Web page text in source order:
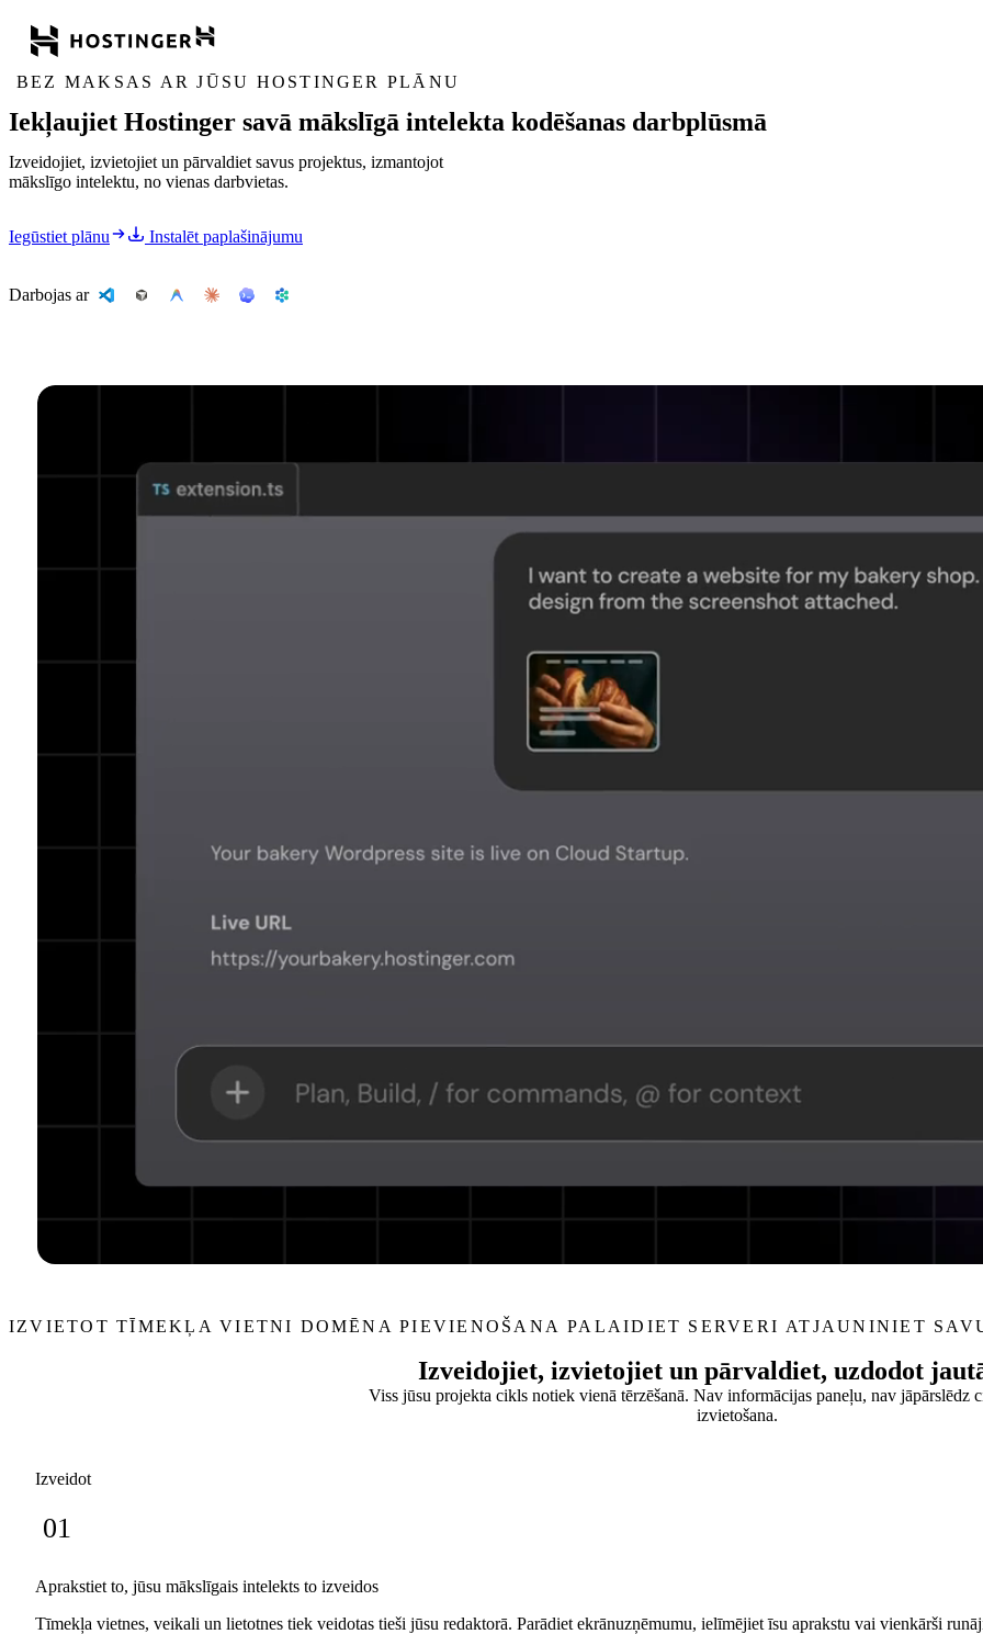
BEZ MAKSAS AR JŪSU HOSTINGER PLĀNU
Iekļaujiet Hostinger savā mākslīgā intelekta kodēšanas darbplūsmā
Izveidojiet, izvietojiet un pārvaldiet savus projektus, izmantojot
mākslīgo intelektu, no vienas darbvietas.
Iegūstiet plānu Instalēt paplašinājumu
Darbojas ar
IZVIETOT TĪMEKĻA VIETNI DOMĒNA PIEVIENOŠANA PALAIDIET SERVERI ATJAUNINIET
Izveidojiet, izvietojiet un pārvaldiet, uzdodot
Viss jūsu projekta cikls notiek vienā tērzēšanā. Nav informācijas paneļu, nav jāpārslēdz
izvietošana.
Izveidot
01
Aprakstiet to, jūsu mākslīgais intelekts to izveidos
Tīmekļa vietnes, veikali un lietotnes tiek veidotas tieši jūsu redaktorā. Parādiet ekrānuzņēmumu, ielīmējiet īsu aprakstu vai vienkārši